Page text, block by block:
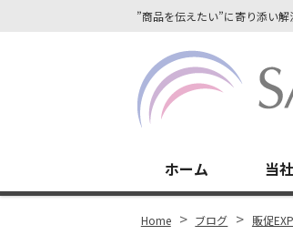
”商品を伝えたい”に寄り添い
ホーム 当
Home > ブログ > 販促